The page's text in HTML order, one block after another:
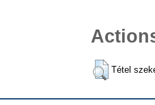
Tétel